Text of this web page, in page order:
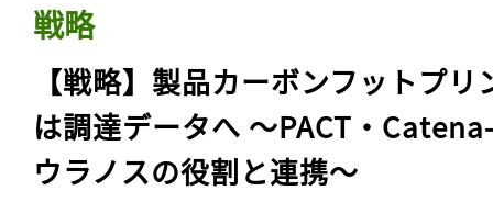
戦略
【戦略】製品カーボンフットプリ
は調達データへ 〜PACT・
ウラノスの役割と連携〜